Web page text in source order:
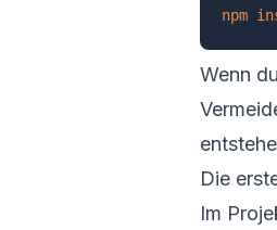
npm
Wenn
Die
Im